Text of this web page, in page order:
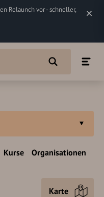
Relaunch vor - schneller,
Kurse Organisationen
Karte